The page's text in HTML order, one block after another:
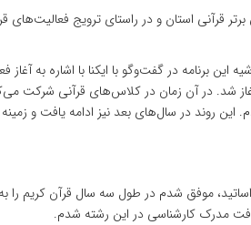
قرآنی استان و در راستای ترویج
برنامه در گفت‌وگو با ایکنا با اشاره به آغاز
شد. در آن زمان در کلاس‌های قرآنی شرکت
این روند در سال‌های بعد نیز ادامه یافت و
موفق شدم در طول سه سال قرآن کریم
مدرک کارشناسی در این رشته شدم.